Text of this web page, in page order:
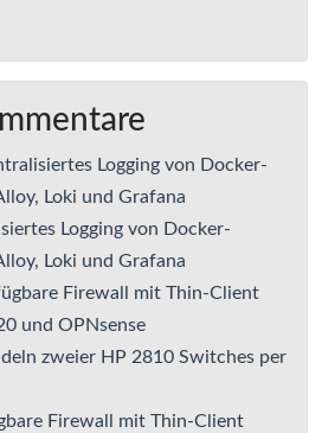
Logging von Docker-
Loki und Grafana
Logging von Docker-
Loki und Grafana
Firewall mit Thin-Client
und OPNsense
zweier HP 2810 Switches per
Firewall mit Thin-Client